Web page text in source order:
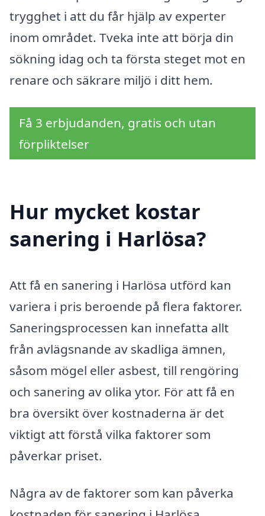
trygghet i att du får hjälp av experter
inom området. Tveka inte att börja din
sökning idag och ta första steget mot en
renare och säkrare miljö i ditt hem.
Få 3 erbjudanden, gratis och utan
förpliktelser
Hur mycket kostar
sanering i Harlösa?
Att få en sanering i Harlösa utförd kan
variera i pris beroende på flera faktorer.
Saneringsprocessen kan innefatta allt
från avlägsnande av skadliga ämnen,
såsom mögel eller asbest, till rengöring
och sanering av olika ytor. För att få en
bra översikt över kostnaderna är det
viktigt att förstå vilka faktorer som
påverkar priset.
Några av de faktorer som kan påverka